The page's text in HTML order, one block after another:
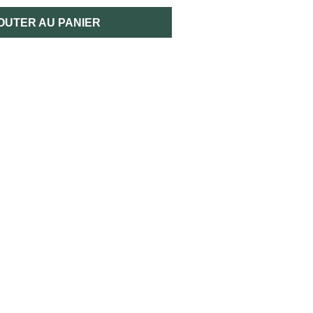
AU PANIER